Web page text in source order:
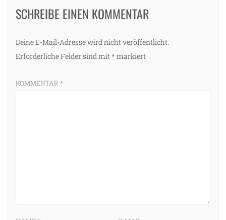
SCHREIBE EINEN KOMMENTAR
Deine E-Mail-Adresse wird nicht veröffentlicht.
Erforderliche Felder sind mit * markiert
KOMMENTAR *